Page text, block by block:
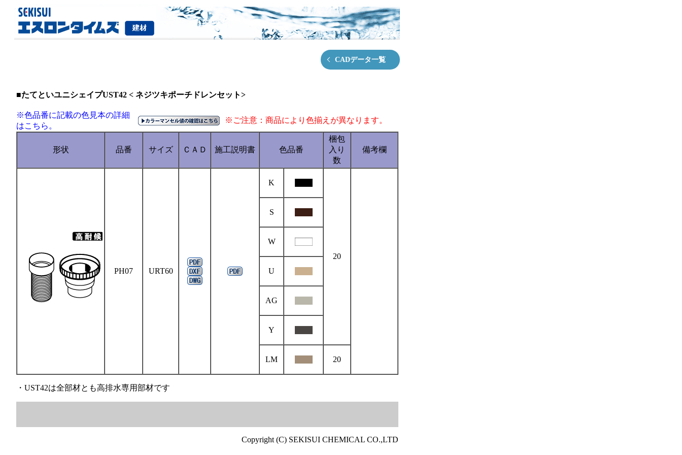
CADデータ一覧
■たてといユニシェイプUST42 < ネジツキポーチドレンセット>
※色品番に記載の色見本の詳細
はこちら。
※ご注意：商品により色揃えが異なります。
形状 品番 サイズ ＣＡＤ 施工説明書 色品番
梱包
入り
数
備考欄
PH07 URT60
K
20
S
W
U
AG
Y
LM 20
・UST42は全部材とも高排水専用部材です
Copyright (C) SEKISUI CHEMICAL CO.,LTD